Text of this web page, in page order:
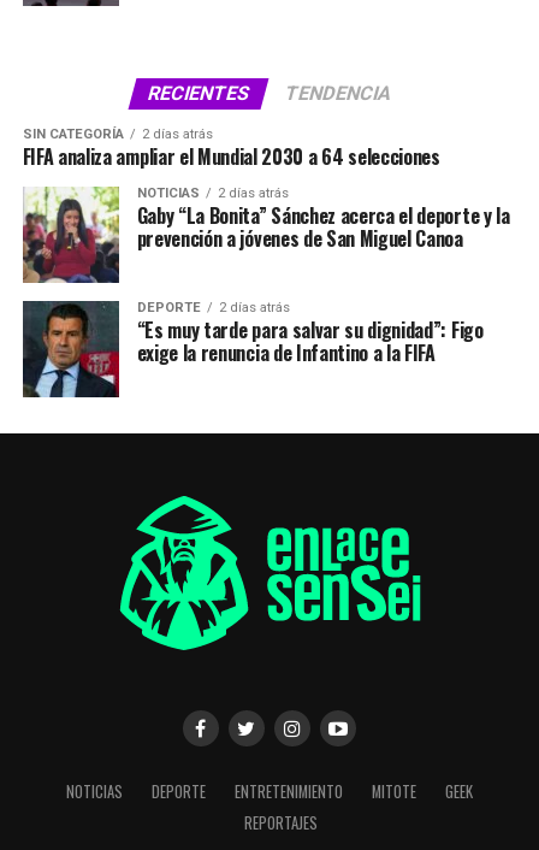
RECIENTES TENDENCIA
SIN CATEGORÍA 2 días atrás
FIFA analiza ampliar el Mundial 2030 a 64 selecciones
NOTICIAS 2 días atrás
Gaby “La Bonita” Sánchez acerca el deporte y la
prevención a jóvenes de San Miguel Canoa
DEPORTE 2 días atrás
“Es muy tarde para salvar su dignidad”: Figo
exige la renuncia de Infantino a la FIFA
NOTICIAS DEPORTE ENTRETENIMIENTO MITOTE
GEEK
REPORTAJES